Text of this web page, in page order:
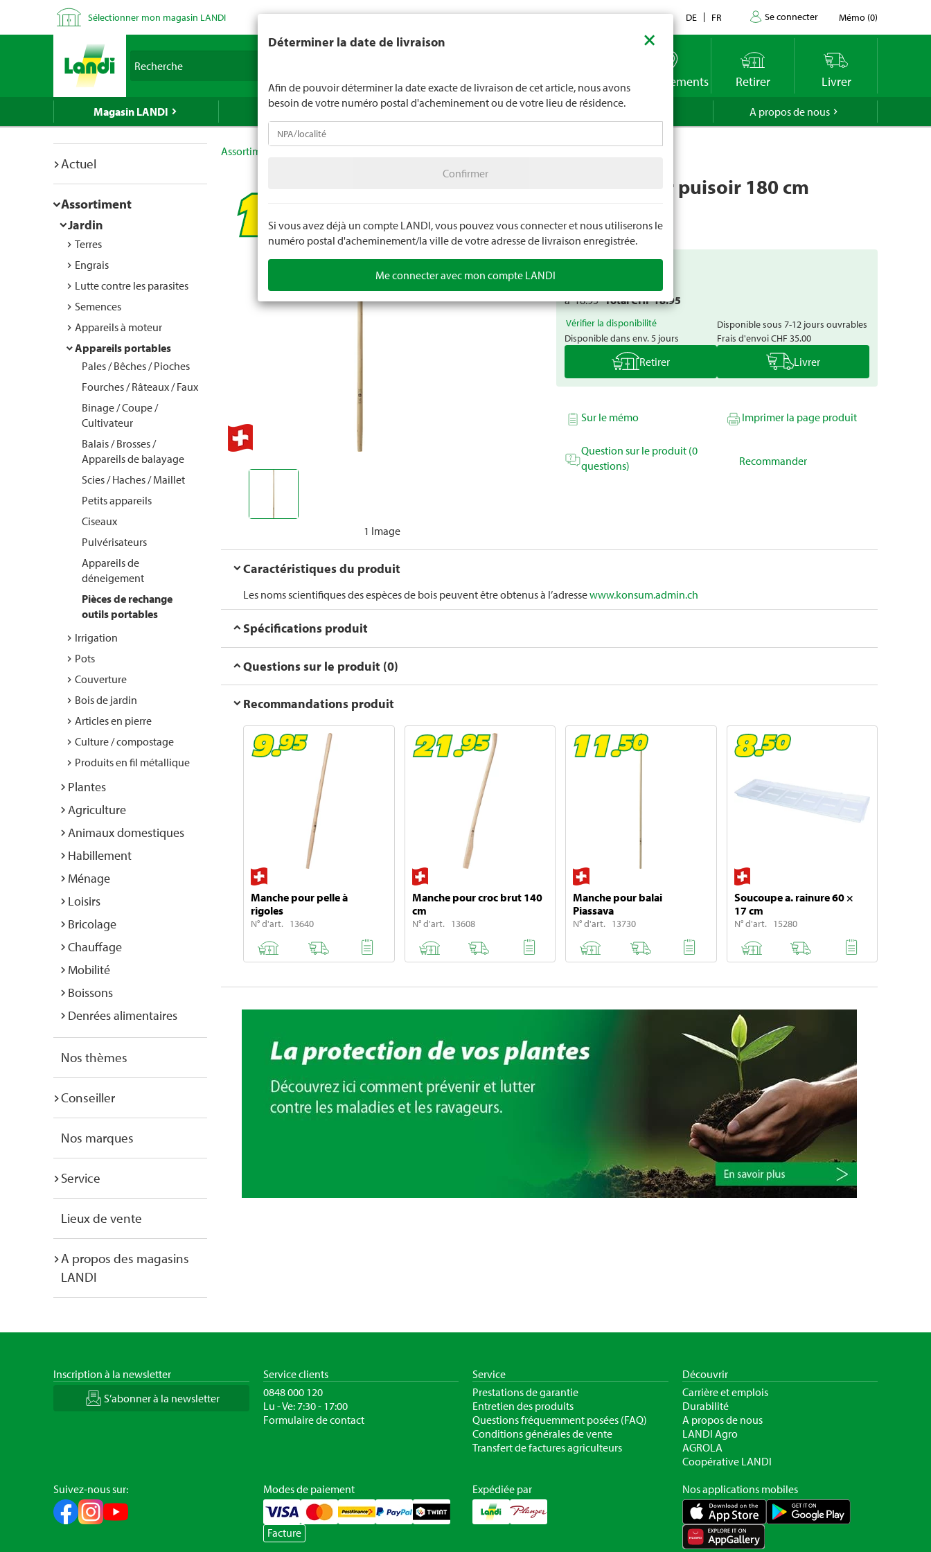
Sélectionner mon magasin LANDI Contact DE FR Se connecter Mémo (0)
LANDI Météo Emplacements Retirer Livrer
Magasin LANDI A propos de nous
Actuel
Assortiment
Jardin
Terres
Engrais
Lutte contre les parasites
Semences
Appareils à moteur
Appareils portables
Pales / Bêches / Pioches
Fourches / Râteaux / Faux
Binage / Coupe /
Cultivateur
Balais / Brosses /
Appareils de balayage
Scies / Haches / Maillet
Petits appareils
Ciseaux
Pulvérisateurs
Appareils de
déneigement
Pièces de rechange
outils portables
Irrigation
Pots
Couverture
Bois de jardin
Articles en pierre
Culture / compostage
Produits en fil métallique
Plantes
Agriculture
Animaux domestiques
Habillement
Ménage
Loisirs
Bricolage
Chauffage
Mobilité
Boissons
Denrées alimentaires
Nos thèmes
Conseiller
Nos marques
Service
Lieux de vente
A propos des magasins
LANDI
Assortiment
1 Image
Manche pour puisoir 180 cm
à18.95 Total CHF18.95
Vérifier la disponibilité
Disponible dans env. 5 jours
Disponible sous 7-12 jours ouvrables
Frais d'envoiCHF 35.00
Retirer Livrer
Sur le mémo Imprimer la page produit
Question sur le produit (0
questions)
Recommander
Caractéristiques du produit
Les noms scientifiques des espèces de bois peuvent être obtenus à l’adressewww.konsum.admin.ch
Spécifications produit
Questions sur le produit (0)
Recommandations produit
Manche pour pelle à
rigoles
N° d'art. 13640
Manche pour croc brut 140
cm
N° d'art. 13608
Manche pour balai
Piassava
N° d'art. 13730
Soucoupe a. rainure 60 ×
17 cm
N° d'art. 15280
Inscription à la newsletter
S’abonner à la newsletter
Service clients
0848 000 120
Lu - Ve: 7:30 - 17:00
Formulaire de contact
Service
Prestations de garantie
Entretien des produits
Questions fréquemment posées (FAQ)
Conditions générales de vente
Transfert de factures agriculteurs
Découvrir
Carrière et emplois
Durabilité
A propos de nous
LANDI Agro
AGROLA
Coopérative LANDI
Suivez-nous sur:
Modes de paiement
Facture
Expédiée par Nos applications mobiles
Déterminer la date de livraison ×
Afin de pouvoir déterminer la date exacte de livraison de cet article, nous avons
besoin de votre numéro postal d'acheminement ou de votre lieu de résidence.
Confirmer
Si vous avez déjà un compte LANDI, vous pouvez vous connecter et nous utiliserons le
numéro postal d'acheminement/la ville de votre adresse de livraison enregistrée.
Me connecter avec mon compte LANDI
LANDI ne vend généralement pas d'alcool aux jeunes de moins de 16 ans. La limite